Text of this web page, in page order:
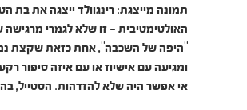
תמונה מייצגת: רינגוולד ייצגה את בת
האולטימטיבית – זו שלא לגמרי מרגישה
"היפה של השכבה", אחת כזאת שקצת
ומגיעה עם אישיוז או עם איזה סיפור
אי אפשר היה שלא להזדהות. הסטייל,